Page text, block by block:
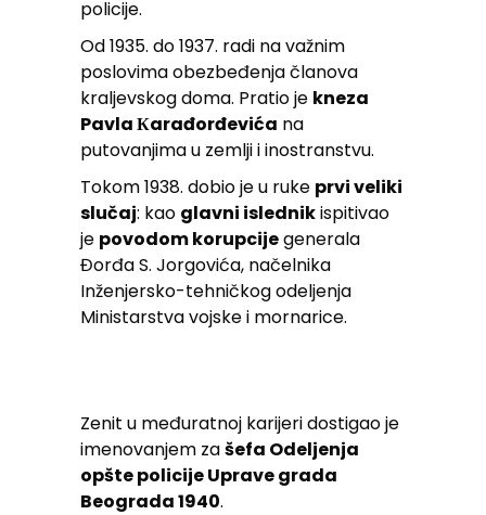
policije.
Od 1935. do 1937. radi na važnim
poslovima obezbeđenja članova
kraljevskog doma. Pratio je kneza
Pavla Кarađorđevića na
putovanjima u zemlji i inostranstvu.
Tokom 1938. dobio je u ruke prvi veliki
slučaj: kao glavni islednikispitivao
je povodom korupcijegenerala
Đorđa S. Jorgovića, načelnika
Inženjersko-tehničkog odeljenja
Ministarstva vojske i mornarice.
Zenit u međuratnoj karijeri dostigao je
imenovanjem zašefa Odeljenja
opšte policije Uprave grada
Beograda 1940.